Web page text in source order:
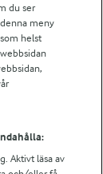
du ser
meny
helst
Aktivt läsa av